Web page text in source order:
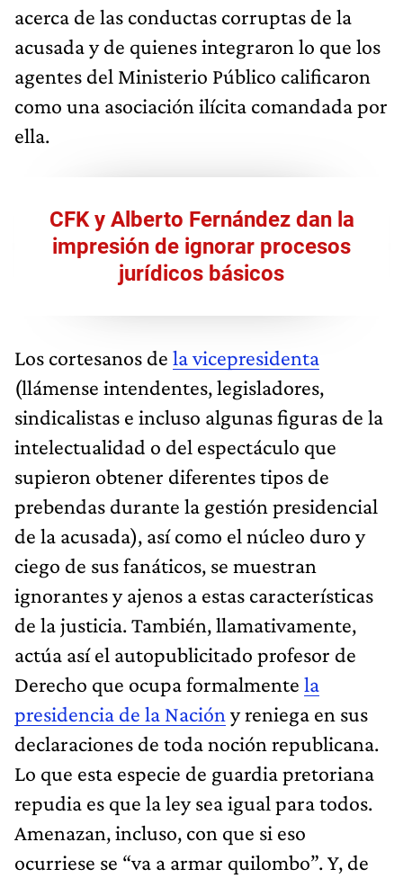
acerca de las conductas corruptas de la
acusada y de quienes integraron lo que los
agentes del Ministerio Público calificaron
como una asociación ilícita comandada por
ella.
CFK y Alberto Fernández dan la
impresión de ignorar procesos
jurídicos básicos
Los cortesanos de la vicepresidenta
(llámense intendentes, legisladores,
sindicalistas e incluso algunas figuras de la
intelectualidad o del espectáculo que
supieron obtener diferentes tipos de
prebendas durante la gestión presidencial
de la acusada), así como el núcleo duro y
ciego de sus fanáticos, se muestran
ignorantes y ajenos a estas características
de la justicia. También, llamativamente,
actúa así el autopublicitado profesor de
Derecho que ocupa formalmente la
presidencia de la Nación y reniega en sus
declaraciones de toda noción republicana.
Lo que esta especie de guardia pretoriana
repudia es que la ley sea igual para todos.
Amenazan, incluso, con que si eso
ocurriese se “va a armar quilombo”. Y, de